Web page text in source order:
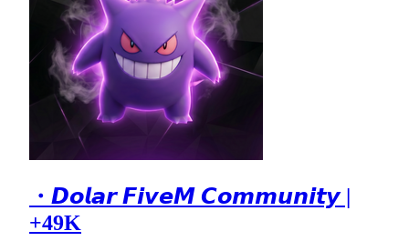
・𝘿𝙤𝙡𝙖𝙧 𝙁𝙞𝙫𝙚𝙈 𝘾𝙤𝙢𝙢𝙪𝙣𝙞𝙩𝙮 |
+49K